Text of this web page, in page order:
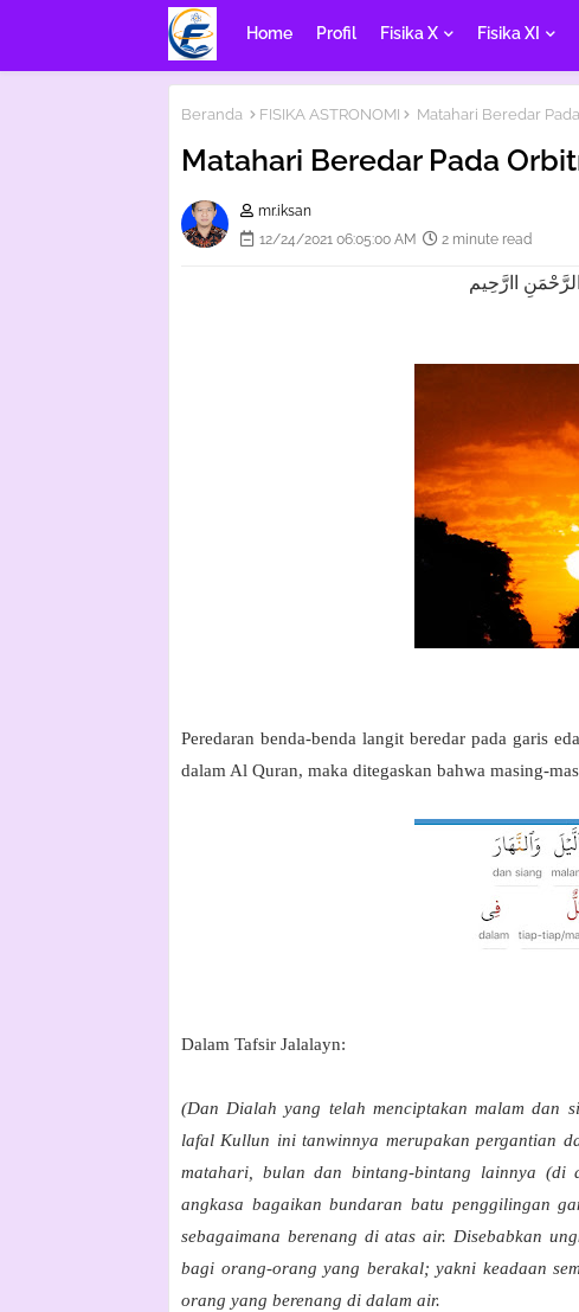
Home Profil Fisika X Fisika XI
Beranda FISIKA ASTRONOMI Matahari Beredar
Matahari Beredar Pada
mr.iksan
12/24/2021 06:05:00 AM
2 minute read
اارَّحِيم
Peredaran benda-benda langit beredar pada garis
dalam Al Quran, maka ditegaskan bahwa masing-
Dalam Tafsir Jalalayn:
(Dan Dialah yang telah menciptakan malam dan
lafal Kullun ini tanwinnya merupakan pergantian
matahari, bulan dan bintang-bintang lainnya
angkasa bagaikan bundaran batu penggilingan
sebagaimana berenang di atas air. Disebabkan
bagi orang-orang yang berakal; yakni keadaan
orang yang berenang di dalam air.